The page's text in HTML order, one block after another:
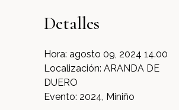
Detalles
Hora: agosto 09, 2024 14.00
Localización: ARANDA DE
DUERO
Evento: 2024, Miniño